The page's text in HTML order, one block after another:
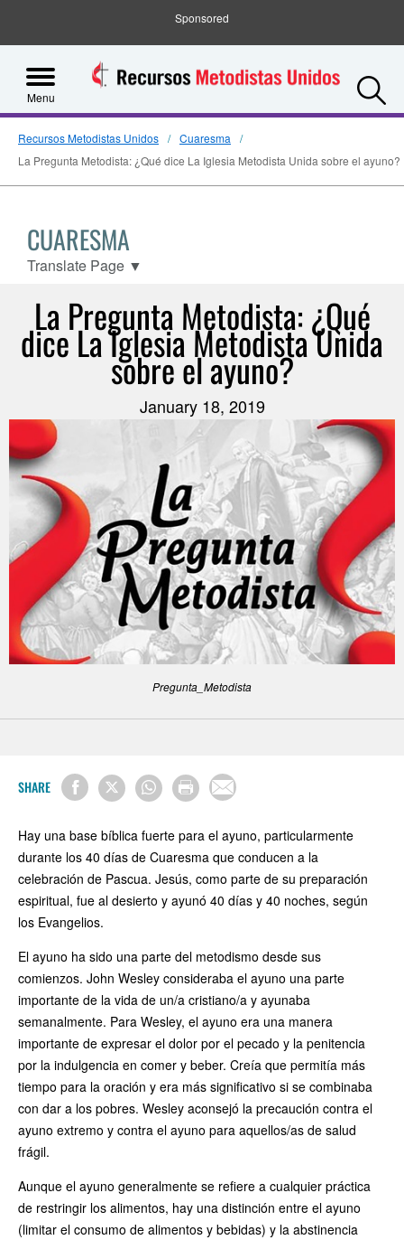
Sponsored
Menu
Recursos Metodistas Unidos
Cuaresma
La Pregunta Metodista: ¿Qué dice La Iglesia Metodista Unida sobre el ayuno?
CUARESMA
Translate Page ▼
La Pregunta Metodista: ¿Qué
dice La Iglesia Metodista Unida
sobre el ayuno?
January 18, 2019
Pregunta_Metodista
SHARE
Hay una base bíblica fuerte para el ayuno, particularmente
durante los 40 días de Cuaresma que conducen a la
celebración de Pascua. Jesús, como parte de su preparación
espiritual, fue al desierto y ayunó 40 días y 40 noches, según
los Evangelios.
El ayuno ha sido una parte del metodismo desde sus
comienzos. John Wesley consideraba el ayuno una parte
importante de la vida de un/a cristiano/a y ayunaba
semanalmente. Para Wesley, el ayuno era una manera
importante de expresar el dolor por el pecado y la penitencia
por la indulgencia en comer y beber. Creía que permitía más
tiempo para la oración y era más significativo si se combinaba
con dar a los pobres. Wesley aconsejó la precaución contra el
ayuno extremo y contra el ayuno para aquellos/as de salud
frágil.
Aunque el ayuno generalmente se refiere a cualquier práctica
de restringir los alimentos, hay una distinción entre el ayuno
(limitar el consumo de alimentos y bebidas) y la abstinencia